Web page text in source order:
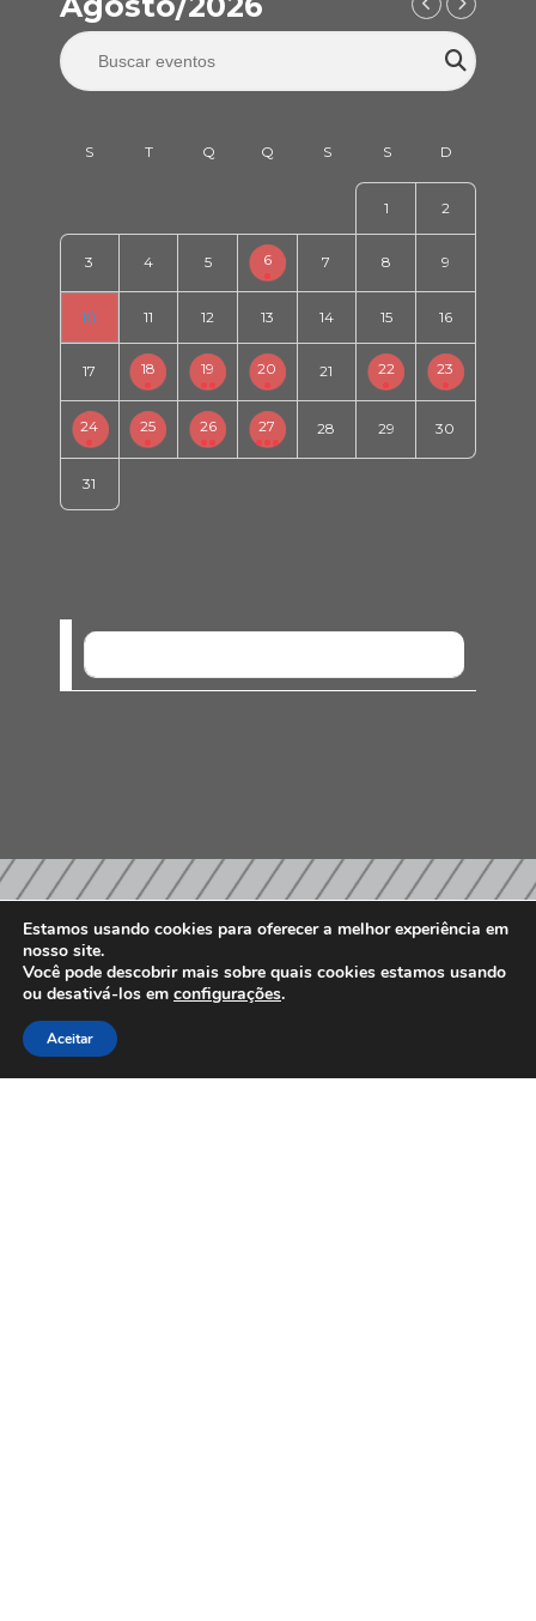
1 2
3 4 5 6 7 8 9
10 11 12 13 14 15 16
17 18 19 20 21 22 23
24 25 26 27 28 29 30
31
PARCEIROS E AFILIAÇÕES
Associados
Estamos usando cookies para oferecer a melhor experiência em
nosso site.
Você pode descobrir mais sobre quais cookies estamos usando
ou desativá-los em configurações.
Aceitar